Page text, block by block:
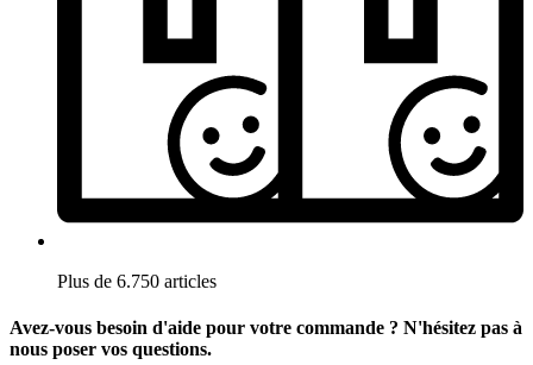
Plus de 6.750 articles
Avez-vous besoin d'aide pour votre commande ? N'hésitez pas à
nous poser vos questions.